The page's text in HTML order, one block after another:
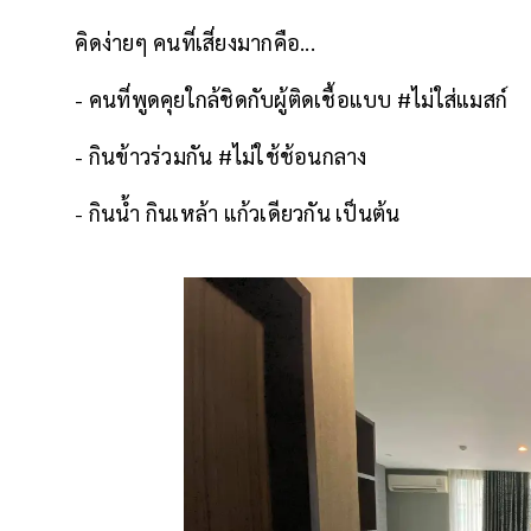
คิดง่ายๆ คนที่เสี่ยงมากคือ...
- คนที่พูดคุยใกล้ชิดกับผู้ติดเชื้อแบบ #ไม่ใส่แมสก์
- กินข้าวร่วมกัน #ไม่ใช้ช้อนกลาง
- กินน้ำ กินเหล้า แก้วเดียวกัน เป็นต้น